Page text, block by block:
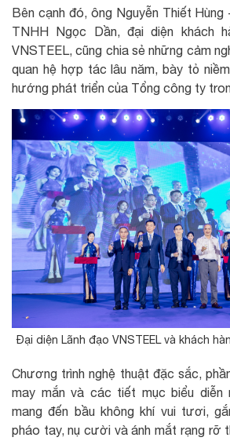
Bên cạnh đó, ông Nguyễn Thiết
TNHH Ngọc Dần, đại diện khách
VNSTEEL, cũng chia sẻ những cảm
quan hệ hợp tác lâu năm, bày tỏ
hướng phát triển của Tổng công ty
Đại diện Lãnh đạo VNSTEEL và khách
Chương trình nghệ thuật đặc sắc,
may mắn và các tiết mục biểu diễn
mang đến bầu không khí vui tươi,
pháo tay, nụ cười và ánh mắt rạng rỡ